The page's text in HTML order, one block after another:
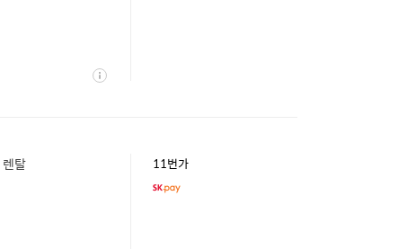
상
탈 11번가